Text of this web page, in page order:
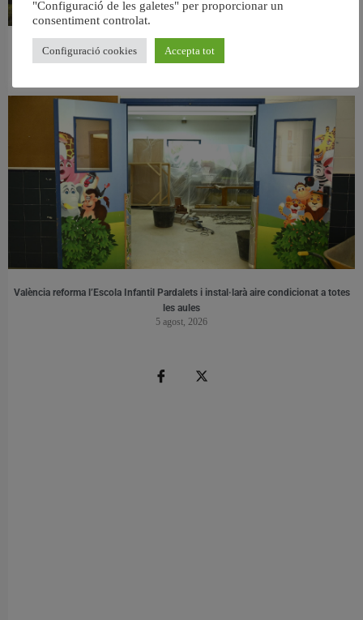
València retira prop de 15.000 litres de residus de la Devesa durant el mes de
juliol
València reforma l’Escola Infantil Pardalets i instal·larà aire condicionat a totes
les aules
5 agost, 2026
"Configuració de les galetes" per proporcionar un
consentiment controlat.
Configuració cookies Accepta tot